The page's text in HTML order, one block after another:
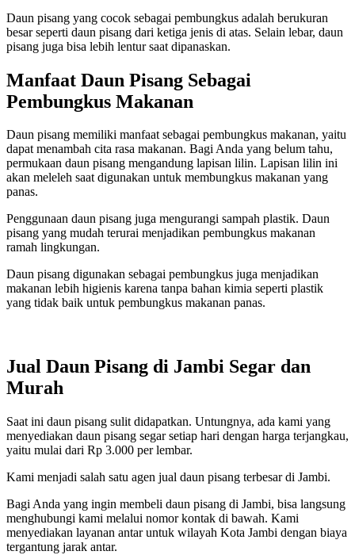
Daun pisang yang cocok sebagai pembungkus adalah berukuran
besar seperti daun pisang dari ketiga jenis di atas. Selain lebar, daun
pisang juga bisa lebih lentur saat dipanaskan.
Manfaat Daun Pisang Sebagai
Pembungkus Makanan
Daun pisang memiliki manfaat sebagai pembungkus makanan, yaitu
dapat menambah cita rasa makanan. Bagi Anda yang belum tahu,
permukaan daun pisang mengandung lapisan lilin. Lapisan lilin ini
akan meleleh saat digunakan untuk membungkus makanan yang
panas.
Penggunaan daun pisang juga mengurangi sampah plastik. Daun
pisang yang mudah terurai menjadikan pembungkus makanan
ramah lingkungan.
Daun pisang digunakan sebagai pembungkus juga menjadikan
makanan lebih higienis karena tanpa bahan kimia seperti plastik
yang tidak baik untuk pembungkus makanan panas.
Jual Daun Pisang di Jambi Segar dan
Murah
Saat ini daun pisang sulit didapatkan. Untungnya, ada kami yang
menyediakan daun pisang segar setiap hari dengan harga terjangkau,
yaitu mulai dari Rp 3.000 per lembar.
Kami menjadi salah satu agen jual daun pisang terbesar di Jambi.
Bagi Anda yang ingin membeli daun pisang di Jambi, bisa langsung
menghubungi kami melalui nomor kontak di bawah. Kami
menyediakan layanan antar untuk wilayah Kota Jambi dengan biaya
tergantung jarak antar.